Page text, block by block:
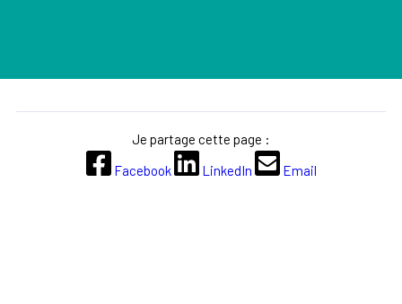
Je partage cette page :
Facebook
LinkedIn Email